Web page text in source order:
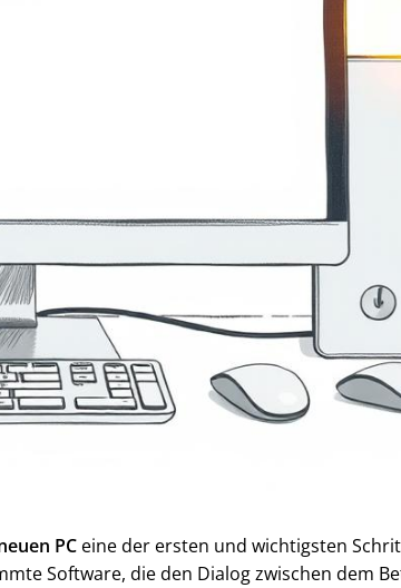
PC eine der ersten und wichtigsten
Software, die den Dialog zwischen dem